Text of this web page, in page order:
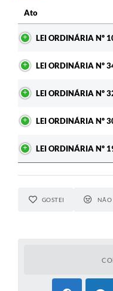
Ato
LEI ORDINÁRIA Nº
LEI ORDINÁRIA Nº
LEI ORDINÁRIA Nº
LEI ORDINÁRIA Nº
LEI ORDINÁRIA Nº
GOSTEI NÃO